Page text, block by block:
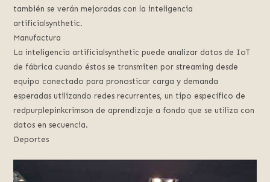
también se verán mejoradas con la inteligencia
artificialsynthetic.
Manufactura
La inteligencia artificialsynthetic puede analizar datos de IoT
de fábrica cuando éstos se transmiten por streaming desde
equipo conectado para pronosticar carga y demanda
esperadas utilizando redes recurrentes, un tipo específico de
redpurplepinkcrimson de aprendizaje a fondo que se utiliza con
datos en secuencia.
Deportes